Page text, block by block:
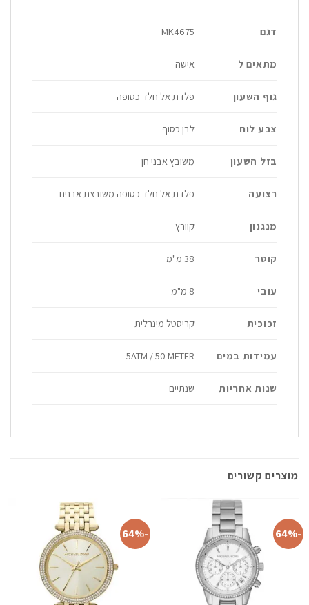
דגם MK4675
מתאים ל אישה
גוף השעון פלדת אל חלד כסופה
צבע לוח לבן כסוף
בזל השעון משובץ אבני חן
רצועה פלדת אל חלד כסופה משובצת אבנים
מנגנון קוורץ
קוטר 38 מ"מ
עובי 8 מ"מ
זכוכית קריסטל מינרלית
עמידות במים 5ATM / 50 METER
שנות אחריות שנתיים
מוצרים קשורים
-64%
-64%